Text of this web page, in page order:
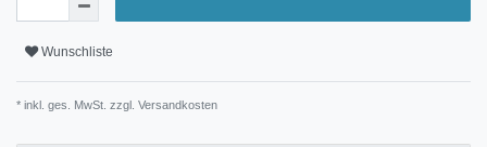
Wunschliste
* inkl. ges. MwSt. zzgl. Versandkosten